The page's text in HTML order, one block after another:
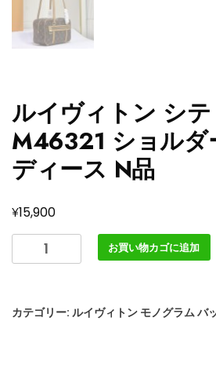
ルイヴィトン シ
M46321 ショルダ
ディース N品
¥15,900
イ
ト
お買い物カゴに追加
カテゴリー: ルイヴィトン モノグラム バ